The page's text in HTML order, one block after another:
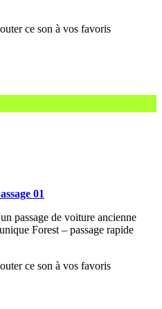
01
passage de voiture ancienne
Forest – passage rapide